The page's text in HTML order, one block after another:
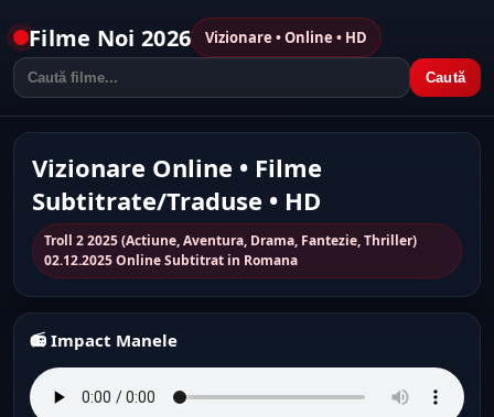
Filme Noi 2026 Vizionare • Online • HD
Caută
Vizionare Online • Filme
Subtitrate/Traduse • HD
Troll 2 2025 (Actiune, Aventura, Drama, Fantezie, Thriller)
02.12.2025 Online Subtitrat in Romana
📻 Impact Manele